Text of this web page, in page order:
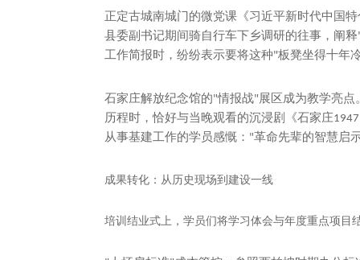
正定古城南城门的微党课《习近平新时代中国
县委副书记期间骑自行车下乡调研的往事，阐释
工作简报时，纷纷表示要将这种"板凳坐得十年
石家庄解放纪念馆的"情报战" 展区成为教学亮点
历程时，恰好与当晚观看的沉浸剧《石家庄1947
从事基建工作的学员感慨： "革命先辈的智慧启
成果转化：从历史现场到建设一线
培训结业式上，学员们将学习体会与年度重点项目